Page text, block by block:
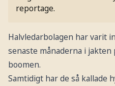
reportage.
Halvledarbolagen har varit
senaste månaderna i jakten
boomen.
Samtidigt har de så kallade